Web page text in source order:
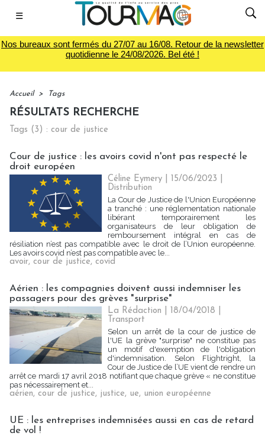
☰
Nos bureaux sont fermés du 27/07 au 16/08. Retour de la newsletter
quotidienne le 24/08/2026. Bel été !
Accueil > Tags
RÉSULTATS RECHERCHE
Tags (3) : cour de justice
Cour de justice : les avoirs covid n'ont pas respecté le
droit européen
Céline Eymery | 15/06/2023
Distribution
La Cour de Justice de l'Union Européenne
a tranché : une réglementation nationale
libérant temporairement les
organisateurs de leur obligation de
remboursement intégral en cas de
résiliation n’est pas compatible avec le droit de l’Union européenne.
Les avoirs covid n’est pas compatible avec le...
avoir, cour de justice, covid
Aérien : les compagnies doivent aussi indemniser les
passagers pour des grèves "surprise"
La Rédaction | 18/04/2018
Transport
Selon un arrêt de la cour de justice de
l'UE la grève "surprise" ne constitue pas
un motif d'exemption de l'obligation
d'indemnisation. Selon Flightright, la
Cour de Justice de l’UE vient de rendre un
arrêt ce mardi 17 avril 2018 notifiant que chaque grève « ne constitue
pas nécessairement et...
aérien, cour de justice, justice, ue, union européenne
UE : les entreprises indemnisées aussi en cas de retard
de vol !